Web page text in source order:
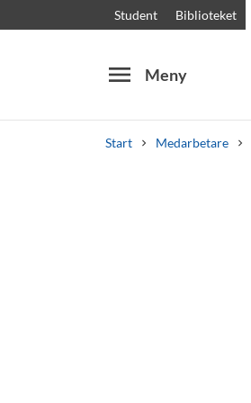
Student Biblioteket
menu Meny
Start Medarbetare